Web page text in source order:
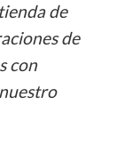
de
de
con